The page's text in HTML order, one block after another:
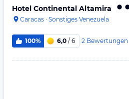
Hotel Continental Altamira
Caracas · Sonstiges Venezuela
100% 6,0 / 6 2 Bewertungen